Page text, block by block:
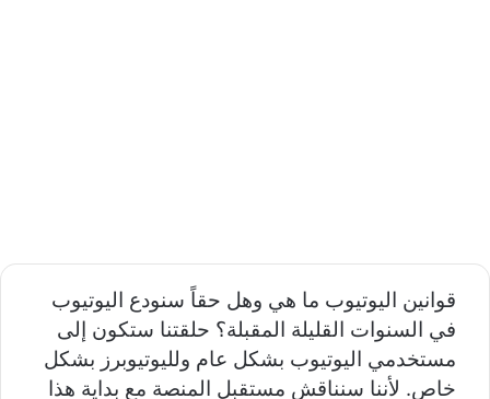
قوانين اليوتيوب ما هي وهل حقاً سنودع اليوتيوب
في السنوات القليلة المقبلة؟ حلقتنا ستكون إلى
مستخدمي اليوتيوب بشكل عام ولليوتيوبرز بشكل
خاص. لأننا سنناقش مستقبل المنصة مع بداية هذا